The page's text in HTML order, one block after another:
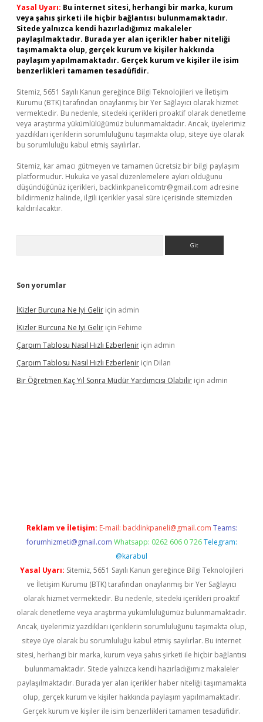
Yasal Uyarı: Bu internet sitesi, herhangi bir marka, kurum
veya şahıs şirketi ile hiçbir bağlantısı bulunmamaktadır.
Sitede yalnızca kendi hazırladığımız makaleler
paylaşılmaktadır. Burada yer alan içerikler haber niteliği
taşımamakta olup, gerçek kurum ve kişiler hakkında
paylaşım yapılmamaktadır. Gerçek kurum ve kişiler ile isim
benzerlikleri tamamen tesadüfidir.
Sitemiz, 5651 Sayılı Kanun gereğince Bilgi Teknolojileri ve İletişim
Kurumu (BTK) tarafından onaylanmış bir Yer Sağlayıcı olarak hizmet
vermektedir. Bu nedenle, sitedeki içerikleri proaktif olarak denetleme
veya araştırma yükümlülüğümüz bulunmamaktadır. Ancak, üyelerimiz
yazdıkları içeriklerin sorumluluğunu taşımakta olup, siteye üye olarak
bu sorumluluğu kabul etmiş sayılırlar.
Sitemiz, kar amacı gütmeyen ve tamamen ücretsiz bir bilgi paylaşım
platformudur. Hukuka ve yasal düzenlemelere aykırı olduğunu
düşündüğünüz içerikleri, backlinkpanelicomtr@gmail.com adresine
bildirmeniz halinde, ilgili içerikler yasal süre içerisinde sitemizden
kaldırılacaktır.
Son yorumlar
İKizler Burcuna Ne Iyi Gelir için admin
İKizler Burcuna Ne Iyi Gelir için Fehime
Çarpım Tablosu Nasıl Hızlı Ezberlenir için admin
Çarpım Tablosu Nasıl Hızlı Ezberlenir için Dilan
Bir Öğretmen Kaç Yıl Sonra Müdür Yardımcısı Olabilir için admin
Reklam ve İletişim: E-mail: backlinkpaneli@gmail.com Teams:
forumhizmeti@gmail.com Whatsapp: 0262 606 0 726 Telegram:
@karabul
Yasal Uyarı: Sitemiz, 5651 Sayılı Kanun gereğince Bilgi Teknolojileri
ve İletişim Kurumu (BTK) tarafından onaylanmış bir Yer Sağlayıcı
olarak hizmet vermektedir. Bu nedenle, sitedeki içerikleri proaktif
olarak denetleme veya araştırma yükümlülüğümüz bulunmamaktadır.
Ancak, üyelerimiz yazdıkları içeriklerin sorumluluğunu taşımakta olup,
siteye üye olarak bu sorumluluğu kabul etmiş sayılırlar. Bu internet
sitesi, herhangi bir marka, kurum veya şahıs şirketi ile hiçbir bağlantısı
bulunmamaktadır. Sitede yalnızca kendi hazırladığımız makaleler
paylaşılmaktadır. Burada yer alan içerikler haber niteliği taşımamakta
olup, gerçek kurum ve kişiler hakkında paylaşım yapılmamaktadır.
Gerçek kurum ve kişiler ile isim benzerlikleri tamamen tesadüfidir.